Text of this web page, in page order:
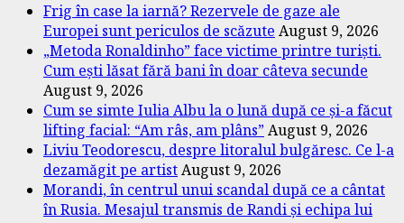
Frig în case la iarnă? Rezervele de gaze ale
Europei sunt periculos de scăzute August 9, 2026
„Metoda Ronaldinho” face victime printre turiști.
Cum ești lăsat fără bani în doar câteva secunde
August 9, 2026
Cum se simte Iulia Albu la o lună după ce și-a făcut
lifting facial: “Am râs, am plâns”August 9, 2026
Liviu Teodorescu, despre litoralul bulgăresc. Ce l-a
dezamăgit pe artistAugust 9, 2026
Morandi, în centrul unui scandal după ce a cântat
în Rusia. Mesajul transmis de Randi și echipa lui